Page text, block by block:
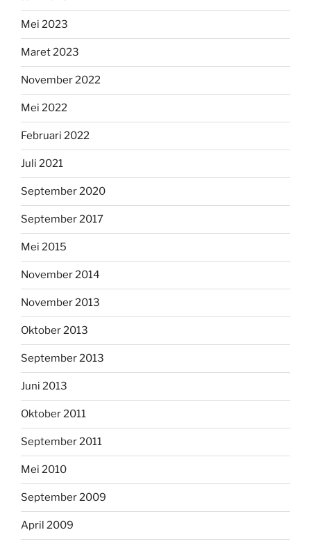
Mei 2023
Maret 2023
November 2022
Mei 2022
Februari 2022
Juli 2021
September 2020
September 2017
Mei 2015
November 2014
November 2013
Oktober 2013
September 2013
Juni 2013
Oktober 2011
September 2011
Mei 2010
September 2009
April 2009